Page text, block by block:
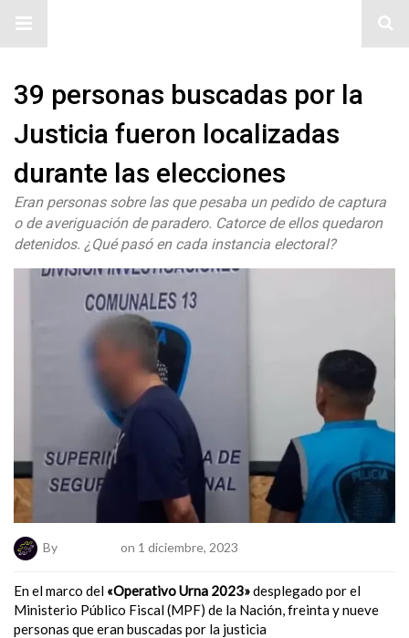
39 personas buscadas por la
Justicia fueron localizadas
durante las elecciones
Eran personas sobre las que pesaba un pedido de captura
o de averiguación de paradero. Catorce de ellos quedaron
detenidos. ¿Qué pasó en cada instancia electoral?
By on 1 diciembre, 2023
En el marco del «Operativo Urna 2023»desplegado por el
Ministerio Público Fiscal (MPF) de la Nación, freinta y nueve
personas que eran buscadas por la justicia